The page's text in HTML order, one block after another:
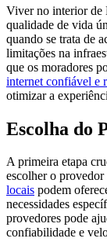
Viver no interior de
qualidade de vida
quando se trata de
limitações na
que os moradores
internet confiável e
otimizar a
Escolha do
A primeira etapa
escolher o provedor
locais podem
necessidades
provedores pode
confiabilidade e